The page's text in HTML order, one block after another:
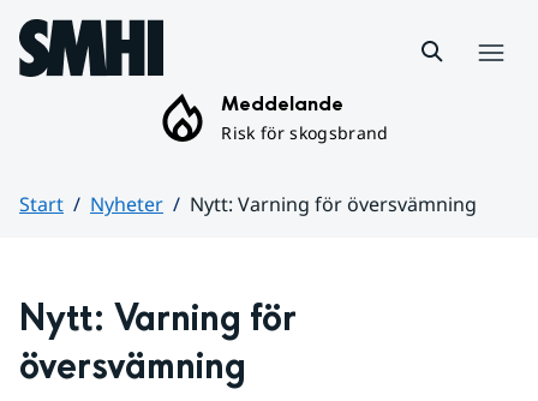
Hoppa till sidans innehåll
Meddelande
Risk för skogsbrand
Start Nyheter
Nytt: Varning för översvämning
Nytt: Varning för
översvämning